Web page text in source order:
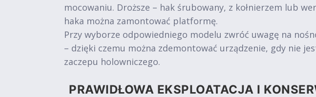
mocowaniu. Droższe – hak śrubowany, z kołnierzem lub
haka można zamontować platformę.
Przy wyborze odpowiedniego modelu zwróć uwagę na
– dzięki czemu można zdemontować urządzenie, gdy nie
zaczepu holowniczego.
PRAWIDŁOWA EKSPLOATACJA I